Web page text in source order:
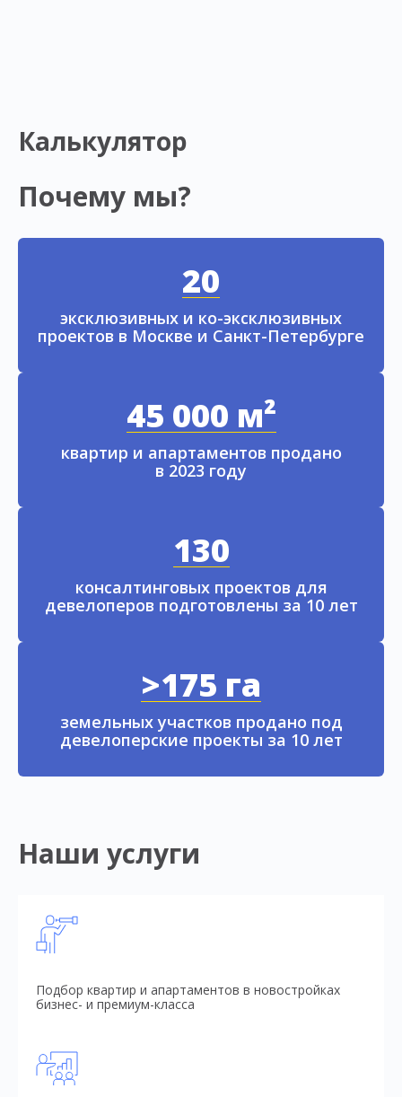
Калькулятор
Почему мы?
20
эксклюзивных и ко-эксклюзивных
проектов в Москве и Санкт-Петербурге
45 000 м²
квартир и апартаментов продано
в 2023 году
130
консалтинговых проектов для
девелоперов подготовлены за 10 лет
>175 га
земельных участков продано под
девелоперские проекты за 10 лет
Наши услуги
Подбор квартир и апартаментов в новостройках
бизнес- и премиум-класса